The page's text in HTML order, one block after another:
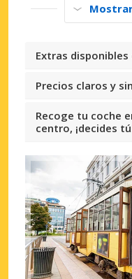
Extras
Precios claros y
Recoge tu coche
centro, ¡decides